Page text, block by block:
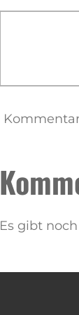
Es gibt